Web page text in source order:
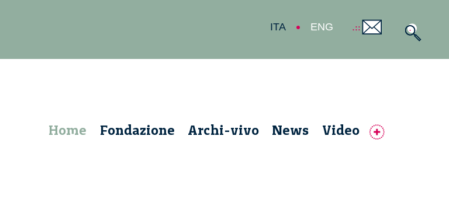
ITA ENG
Home Fondazione Archi-vivo News Video